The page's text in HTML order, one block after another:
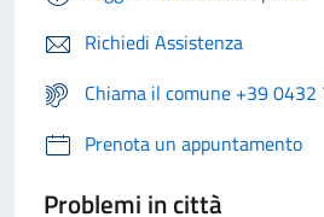
Richiedi Assistenza
Chiama il comune +39 0432
Prenota un appuntamento
Problemi in città